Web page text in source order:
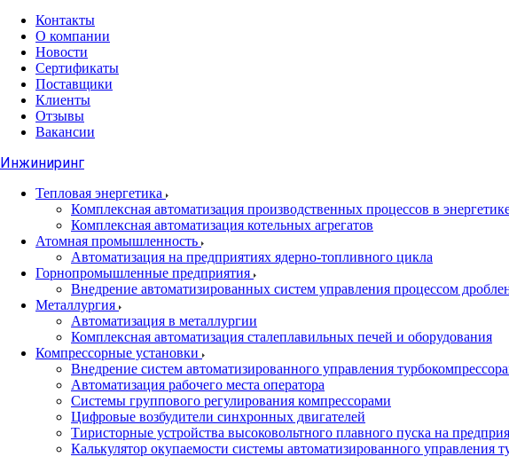
Контакты
О компании
Новости
Сертификаты
Поставщики
Клиенты
Отзывы
Вакансии
Инжиниринг
Тепловая энергетика
Комплексная автоматизация производственных процессов в
Комплексная автоматизация котельных агрегатов
Атомная промышленность
Автоматизация на предприятиях ядерно-топливного цикла
Горнопромышленные предприятия
Внедрение автоматизированных систем управления процессом
Металлургия
Автоматизация в металлургии
Комплексная автоматизация сталеплавильных печей и оборудования
Компрессорные установки
Внедрение систем автоматизированного управления
Автоматизация рабочего места оператора
Системы группового регулирования компрессорами
Цифровые возбудители синхронных двигателей
Тиристорные устройства высоковольтного плавного пуска на
Калькулятор окупаемости системы автоматизированного управления